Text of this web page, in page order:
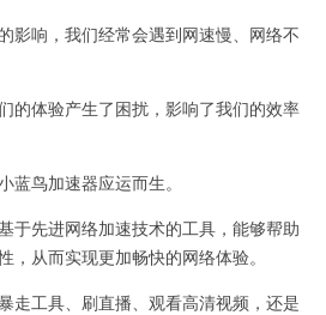
响，我们经常会遇到网速慢、网络不
体验产生了困扰，影响了我们的效率
鸟加速器应运而生。
先进网络加速技术的工具，能够帮助
，从而实现更加畅快的网络体验。
工具、刷直播、观看高清视频，还是